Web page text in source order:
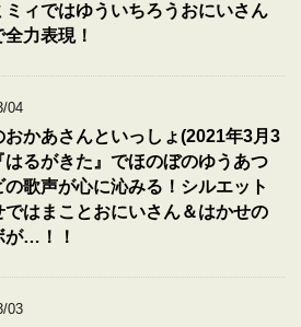
ミィではゆういちろうおにいさん
力表現！
04
おかあさんといっしょ(2021年3月3
はるがきた』でほのぼのゆうあつ
の歌声が心に沁みる！シルエット
ではまことおにいさん＆はかせの
が…！！
03